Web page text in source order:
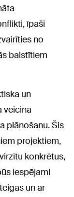
īpaši
no
balstītiem
un
veicina
plānošanu. Šis
projektiem,
konkrētus,
iespējami
un ar